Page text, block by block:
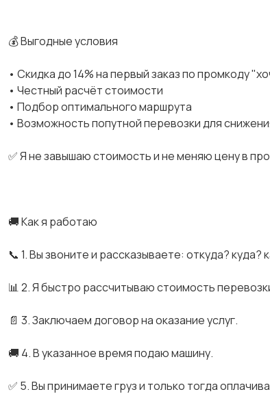
💰 Выгодные условия
• Скидка до 14% на первый заказ по промкоду
• Честный расчёт стоимости
• Подбор оптимального маршрута
• Возможность попутной перевозки для
✅ Я не завышаю стоимость и не меняю цену в
🚚 Как я работаю
📞 1. Вы звоните и рассказываете: откуда? куда?
📊 2. Я быстро рассчитываю стоимость
📄 3. Заключаем договор на оказание услуг.
🚚 4. В указанное время подаю машину.
✅ 5. Вы принимаете груз и только тогда